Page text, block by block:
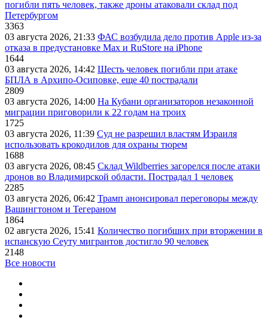
погибли пять человек, также дроны атаковали склад под
Петербургом
3363
03 августа 2026, 21:33 ФАС возбудила дело против Apple из-за
отказа в предустановке Max и RuStore на iPhone
1644
03 августа 2026, 14:42 Шесть человек погибли при атаке
БПЛА в Архипо-Осиповке, еще 40 пострадали
2809
03 августа 2026, 14:00 На Кубани организаторов незаконной
миграции приговорили к 22 годам на троих
1725
03 августа 2026, 11:39 Суд не разрешил властям Израиля
использовать крокодилов для охраны тюрем
1688
03 августа 2026, 08:45 Склад Wildberries загорелся после атаки
дронов во Владимирской области. Пострадал 1 человек
2285
03 августа 2026, 06:42 Трамп анонсировал переговоры между
Вашингтоном и Тегераном
1864
02 августа 2026, 15:41 Количество погибших при вторжении в
испанскую Сеуту мигрантов достигло 90 человек
2148
Все новости